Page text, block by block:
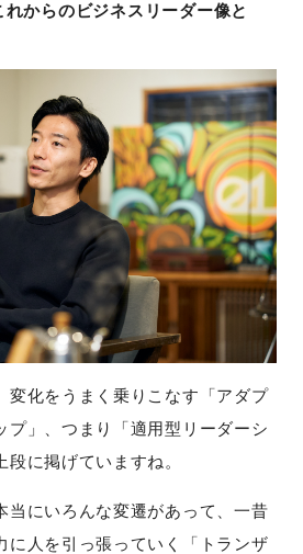
れからのビジネスリーダー像と
変化をうまく乗りこなす「アダプ
プ」、つまり「適用型リーダーシ
に掲げていますね。
当にいろんな変遷があって、一昔
に人を引っ張っていく「トランザ